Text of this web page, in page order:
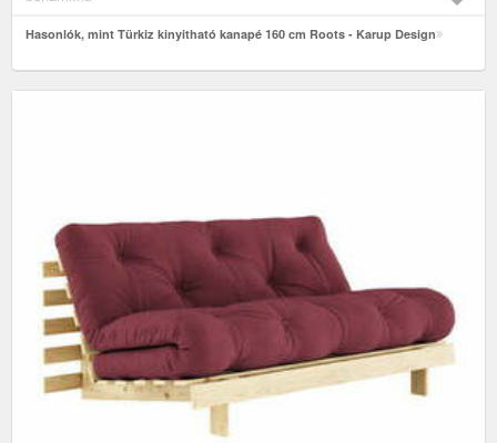
Hasonlók, mint Türkiz kinyitható kanapé 160 cm Roots - Karup Design